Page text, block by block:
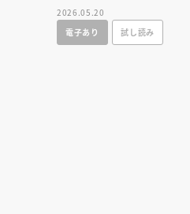
アルストーリー。
2026.05.20
電子あり
試し読み